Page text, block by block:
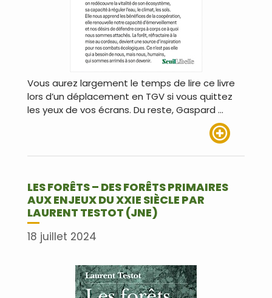
Vous aurez largement le temps de lire ce livre
lors d’un déplacement en TGV si vous quittez
les yeux de vos écrans. Du reste, Gaspard …
LES FORÊTS – DES FORÊTS PRIMAIRES
AUX ENJEUX DU XXIE SIÈCLE PAR
LAURENT TESTOT (JNE)
18 juillet 2024